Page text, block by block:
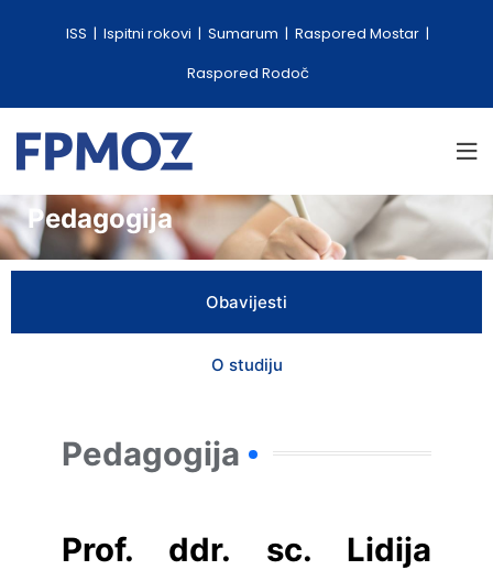
ISS Ispitni rokovi Sumarum
Raspored Mostar
Raspored Rodoč
Pedagogija
Obavijesti
O studiju
Pedagogija
Prof. ddr. sc. Lidija